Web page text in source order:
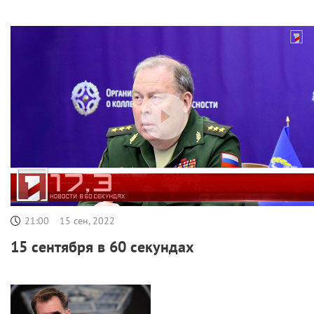
21:00 15 сен, 2022
15 сентября в 60 секундах